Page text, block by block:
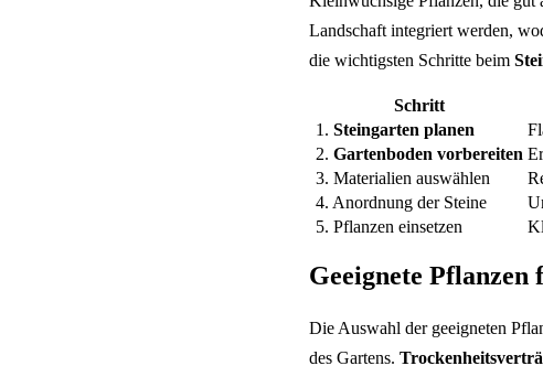
Landschaft integriert werden,
die wichtigsten Schritte beim
Schritt
1. Steingarten planen
2. Gartenboden vorbereiten
3. Materialien auswählen
4. Anordnung der Steine
5. Pflanzen einsetzen
Geeignete
Die Auswahl der geeigneten
des Gartens.